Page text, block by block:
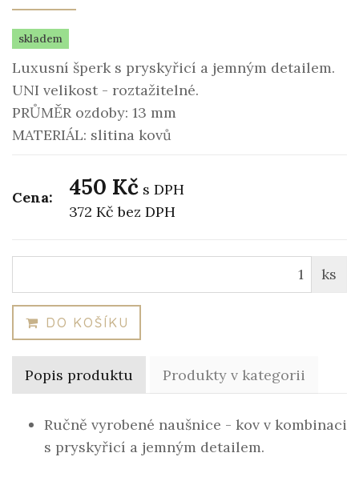
skladem
Luxusní šperk s pryskyřicí a jemným detailem.
UNI velikost - roztažitelné.
PRŮMĚR ozdoby: 13 mm
MATERIÁL: slitina kovů
Cena: 450 Kč s DPH
372 Kčbez DPH
ks
DO KOŠÍKU
Popis produktu Produkty v kategorii
Ručně vyrobené naušnice - kov v kombinaci
s pryskyřicí a jemným detailem.